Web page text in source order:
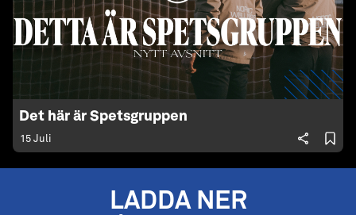
Det här är Spetsgruppen
15 Juli
LADDA NER